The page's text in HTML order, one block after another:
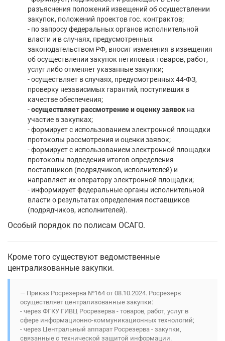
разъяснения положений извещений об осуществлении
закупок, положений проектов гос. контрактов;
- по запросу федеральных органов исполнительной
власти и в случаях, предусмотренных
законодательством РФ, вносит изменения в извещения
об осуществлении закупок нетиповых товаров, работ,
услуг либо отменяет указанные закупки;
- осуществляет в случаях, предусмотренных 44-ФЗ,
проверку независимых гарантий, поступивших в
качестве обеспечения;
-осуществляет рассмотрение и оценку заявок на
участие в закупках;
- формирует с использованием электронной площадки
протоколы рассмотрения и оценки заявок;
- формирует с использованием электронной площадки
протоколы подведения итогов определения
поставщиков (подрядчиков, исполнителей) и
направляет их оператору электронной площадки;
- информирует федеральные органы исполнительной
власти о результатах определения поставщиков
(подрядчиков, исполнителей).
Особый порядок по полисам ОСАГО.
Кроме того существуют ведомственные
централизованные закупки.
Приказ Росрезерва №164 от 08.10.2024. Росрезерв
осуществляет централизованные закупки:
- через ФГКУ ГИВЦ Росрезерва - товаров, работ, услуг в
сфере информационно-коммуникационных технологий;
- через Центральный аппарат Росрезерва - закупки,
связанные с технической защитой информации.